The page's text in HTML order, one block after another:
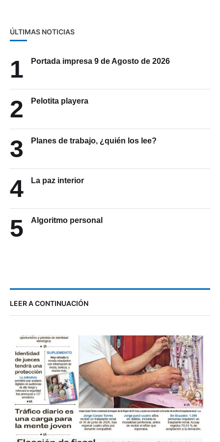
ÚLTIMAS NOTICIAS
1 Portada impresa 9 de Agosto de 2026
2 Pelotita playera
3 Planes de trabajo, ¿quién los lee?
4 La paz interior
5 Algoritmo personal
LEER A CONTINUACIÓN